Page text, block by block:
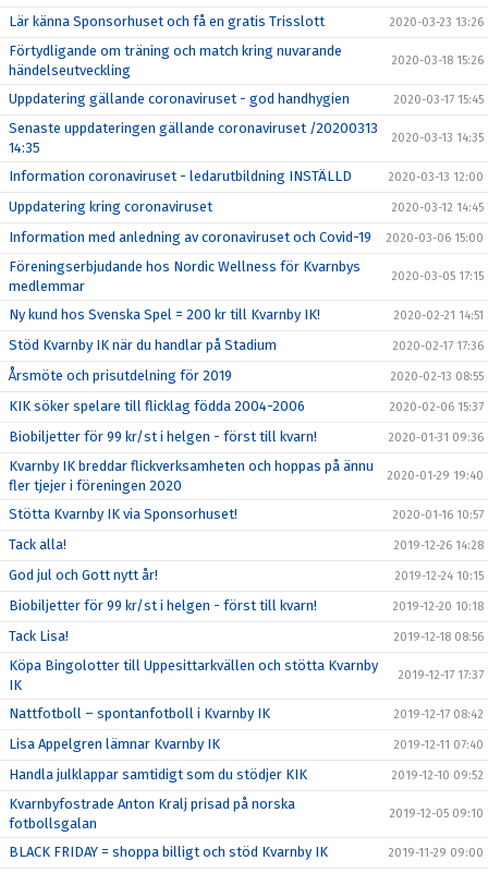
Lär känna Sponsorhuset och få en gratis Trisslott 2020-03-23 13:26
Förtydligande om träning och match kring nuvarande
händelseutveckling
2020-03-18 15:26
Uppdatering gällande coronaviruset - god handhygien 2020-03-17 15:45
Senaste uppdateringen gällande coronaviruset /20200313
14:35
2020-03-13 14:35
Information coronaviruset - ledarutbildning INSTÄLLD 2020-03-13 12:00
Uppdatering kring coronaviruset 2020-03-12 14:45
Information med anledning av coronaviruset och Covid-19 2020-03-06 15:00
Föreningserbjudande hos Nordic Wellness för Kvarnbys
medlemmar
2020-03-05 17:15
Ny kund hos Svenska Spel = 200 kr till Kvarnby IK! 2020-02-21 14:51
Stöd Kvarnby IK när du handlar på Stadium 2020-02-17 17:36
Årsmöte och prisutdelning för 2019 2020-02-13 08:55
KIK söker spelare till flicklag födda 2004-2006 2020-02-06 15:37
Biobiljetter för 99 kr/st i helgen - först till kvarn! 2020-01-31 09:36
Kvarnby IK breddar flickverksamheten och hoppas på ännu
fler tjejer i föreningen 2020
2020-01-29 19:40
Stötta Kvarnby IK via Sponsorhuset! 2020-01-16 10:57
Tack alla! 2019-12-26 14:28
God jul och Gott nytt år! 2019-12-24 10:15
Biobiljetter för 99 kr/st i helgen - först till kvarn! 2019-12-20 10:18
Tack Lisa! 2019-12-18 08:56
Köpa Bingolotter till Uppesittarkvällen och stötta Kvarnby
IK
2019-12-17 17:37
Nattfotboll – spontanfotboll i Kvarnby IK 2019-12-17 08:42
Lisa Appelgren lämnar Kvarnby IK 2019-12-11 07:40
Handla julklappar samtidigt som du stödjer KIK 2019-12-10 09:52
Kvarnbyfostrade Anton Kralj prisad på norska
fotbollsgalan
2019-12-05 09:10
BLACK FRIDAY = shoppa billigt och stöd Kvarnby IK 2019-11-29 09:00